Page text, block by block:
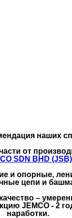
наших
от
SDN BHD (JSB)
и опорные,
цепи и
–
JEMCO - 2
наработки.
9/3